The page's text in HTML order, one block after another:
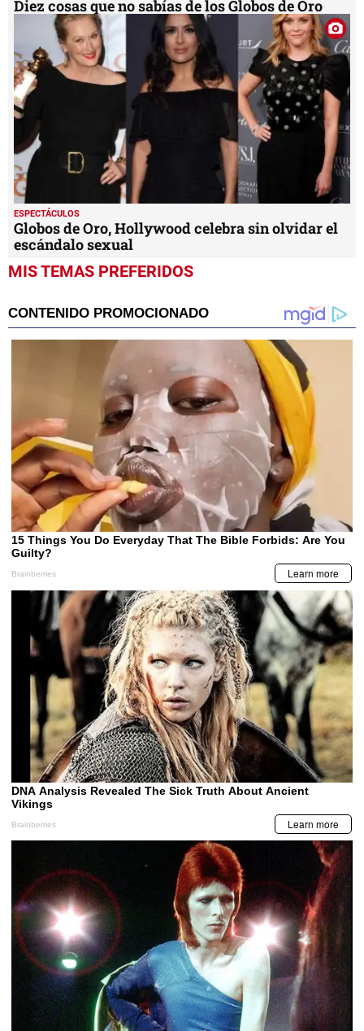
Diez cosas que no sabías de los Globos de Oro
ESPECTÁCULOS
Globos de Oro, Hollywood celebra sin olvidar el
escándalo sexual
MIS TEMAS PREFERIDOS